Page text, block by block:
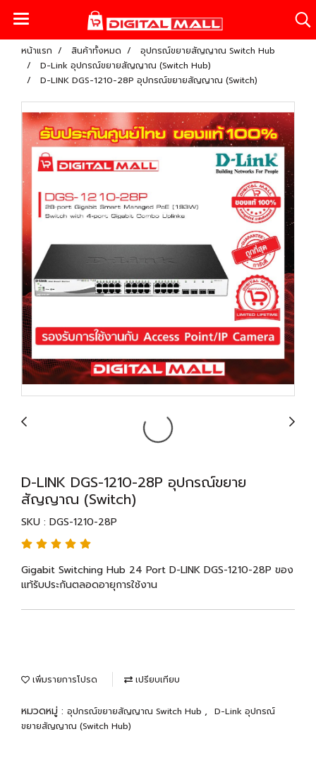
หน้าแรก สินค้าทั้งหมด
อุปกรณ์ขยายสัญญาณ Switch Hub
D-Link อุปกรณ์ขยายสัญญาณ (Switch Hub)
D-LINK DGS-1210-28P อุปกรณ์ขยายสัญญาณ (Switch)
D-LINK DGS-1210-28P อุปกรณ์ขยาย
สัญญาณ (Switch)
SKU : DGS-1210-28P
Gigabit Switching Hub 24 Port D-LINK DGS-1210-28P ของ
แท้รับประกันตลอดอายุการใช้งาน
เพิ่มรายการโปรด เปรียบเทียบ
หมวดหมู่ : อุปกรณ์ขยายสัญญาณ Switch Hub ,
D-Link อุปกรณ์
ขยายสัญญาณ (Switch Hub)